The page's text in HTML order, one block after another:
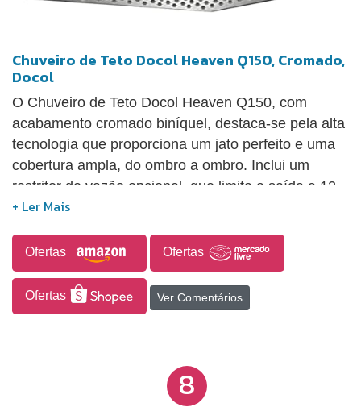
Chuveiro de Teto Docol Heaven Q150, Cromado,
Docol
O Chuveiro de Teto Docol Heaven Q150, com
acabamento cromado biníquel, destaca-se pela alta
tecnologia que proporciona um jato perfeito e uma
cobertura ampla, do ombro a ombro. Inclui um
restritor de vazão opcional, que limita a saída a 12
litros por minuto, garantindo uma economia
Smartshower da Docol assegura o volume exato de
água e a intensidade do jato, além de facilitar a
limpeza, pois os crivos de silicone eliminam a
necessidade de desmontagem ou utilização de
Ofertas Ofertas
Ofertas Ver Comentários
8